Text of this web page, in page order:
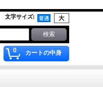
文字サイズ:
0 カートの中身